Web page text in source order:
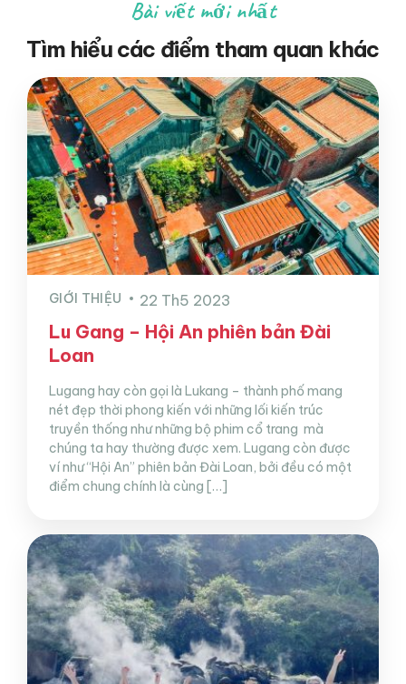
Bài viết mới nhất
Tìm hiểu các điểm tham quan khác
GIỚI THIỆU 22 Th5 2023
Lu Gang – Hội An phiên bản Đài
Loan
Lugang hay còn gọi là Lukang – thành phố mang
nét đẹp thời phong kiến với những lối kiến trúc
truyền thống như những bộ phim cổ trang mà
chúng ta hay thường được xem. Lugang còn được
ví như “Hội An” phiên bản Đài Loan, bởi đều có một
điểm chung chính là cùng […]